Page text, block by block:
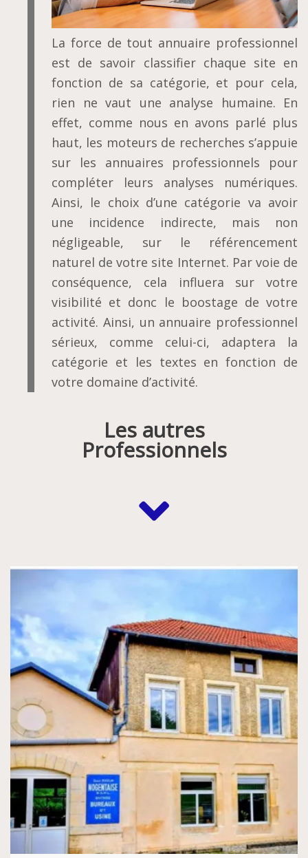
La force de tout annuaire professionnel
est de savoir classifier chaque site en
fonction de sa catégorie, et pour cela,
rien ne vaut une analyse humaine. En
effet, comme nous en avons parlé plus
haut, les moteurs de recherches s’appuie
sur les annuaires professionnels pour
compléter leurs analyses numériques.
Ainsi, le choix d’une catégorie va avoir
une incidence indirecte, mais non
négligeable, sur le référencement
naturel de votre site Internet. Par voie de
conséquence, cela influera sur votre
visibilité et donc le boostage de votre
activité. Ainsi, un annuaire professionnel
sérieux, comme celui-ci, adaptera la
catégorie et les textes en fonction de
votre domaine d’activité.
Les autres
Professionnels